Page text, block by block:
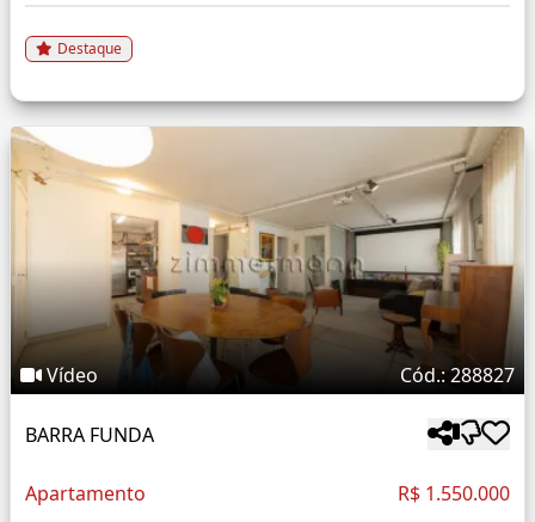
Destaque
Vídeo Cód.: 288827
BARRA FUNDA
Apartamento R$ 1.550.000